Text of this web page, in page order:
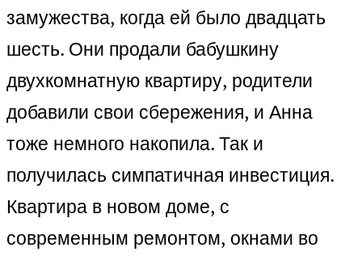
замужества, когда ей было двадцать
шесть. Они продали бабушкину
двухкомнатную квартиру, родители
добавили свои сбережения, и Анна
тоже немного накопила. Так и
получилась симпатичная инвестиция.
Квартира в новом доме, с
современным ремонтом, окнами во